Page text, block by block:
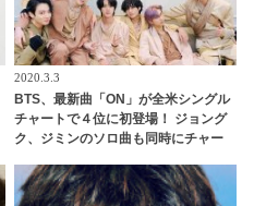
2020.3.3
BTS、最新曲「ON」が全米シングル
チャートで４位に初登場！ ジョング
ク、ジミンのソロ曲も同時にチャー
はPSY、J-Hopeに次いで史上３、４
人目の快挙